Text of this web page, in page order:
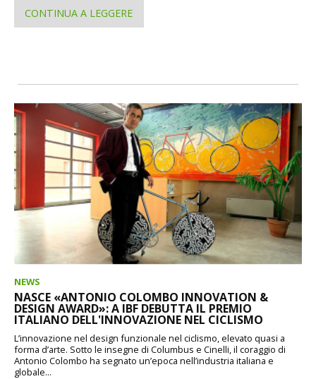
CONTINUA A LEGGERE
NEWS
NASCE «ANTONIO COLOMBO INNOVATION &
DESIGN AWARD»: A IBF DEBUTTA IL PREMIO
ITALIANO DELL'INNOVAZIONE NEL CICLISMO
L’innovazione nel design funzionale nel ciclismo, elevato quasi a
forma d’arte. Sotto le insegne di Columbus e Cinelli, il coraggio di
Antonio Colombo ha segnato un’epoca nell’industria italiana e
globale...